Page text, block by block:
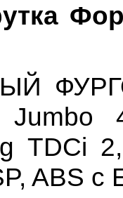
Jumbo
TDCi
ABS c